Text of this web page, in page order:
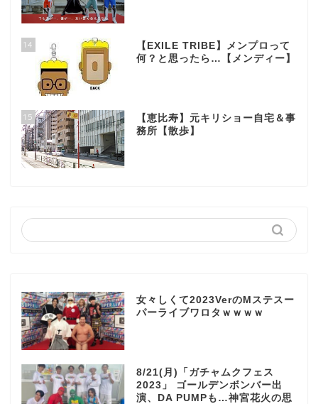
14
【EXILE TRIBE】メンプロって
何？と思ったら…【メンディー】
15
【恵比寿】元キリショー自宅＆事
務所【散歩】
女々しくて2023VerのMステスー
パーライブワロタｗｗｗｗ
8/21(月)「ガチャムクフェス
2023」 ゴールデンボンバー出
演、DA PUMPも…神宮花火の思